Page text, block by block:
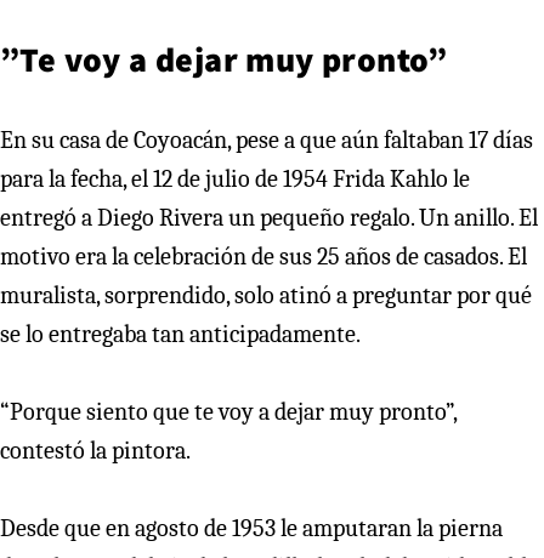
”Te voy a dejar muy pronto”
En su casa de Coyoacán, pese a que aún faltaban 17 días
para la fecha, el 12 de julio de 1954 Frida Kahlo le
entregó a Diego Rivera un pequeño regalo. Un anillo. El
motivo era la celebración de sus 25 años de casados. El
muralista, sorprendido, solo atinó a preguntar por qué
se lo entregaba tan anticipadamente.
“Porque siento que te voy a dejar muy pronto”,
contestó la pintora.
Desde que en agosto de 1953 le amputaran la pierna